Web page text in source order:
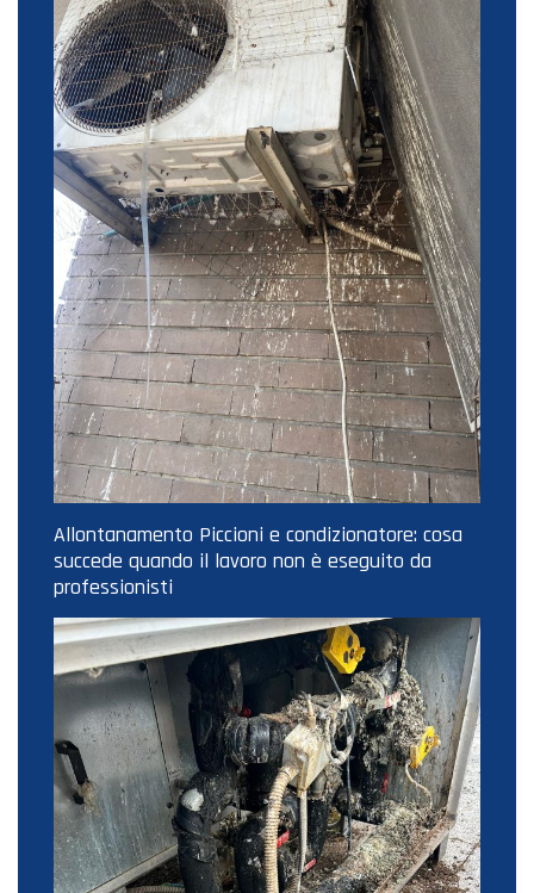
Allontanamento Piccioni e condizionatore: cosa
succede quando il lavoro non è eseguito da
professionisti